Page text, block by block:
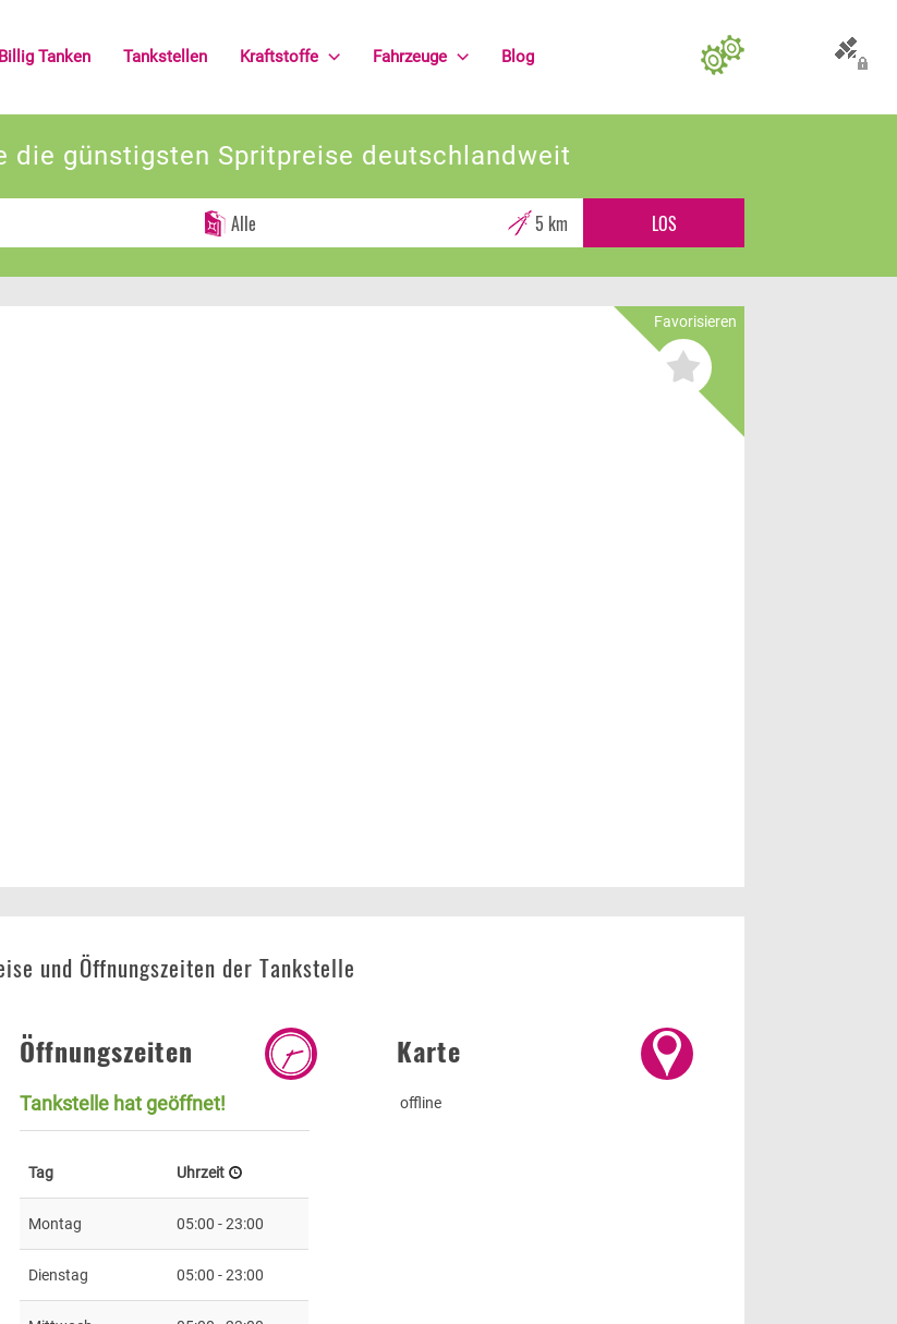
Sonstige Angaben
Liter Verbrauch pro 100 km
Allgemein
Preis-Differenz anzeigen
Speichern
Billig Tanken Tankstellen Kraftstoffe Fahrzeuge Blog
die günstigsten Spritpreise deutschlandweit
Favorisieren
und Öffnungszeiten der Tankstelle
Öffnungszeiten
Tankstelle hat geöffnet!
Tag Uhrzeit
Montag 05:00 - 23:00
Dienstag 05:00 - 23:00
Karte
offline